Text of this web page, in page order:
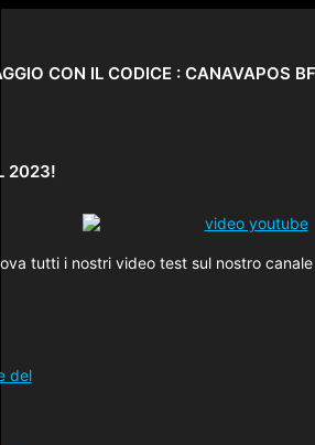
CON IL CODICE : CANAVAPOS BF
2023!
tutti i nostri video test sul nostro canale